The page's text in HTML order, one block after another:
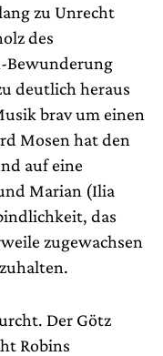
zu Unrecht
des
Bewunderung
deutlich heraus
brav um einen
Mosen hat den
auf eine
Marian (Ilia
das
zugewachsen
Der Götz
Robins